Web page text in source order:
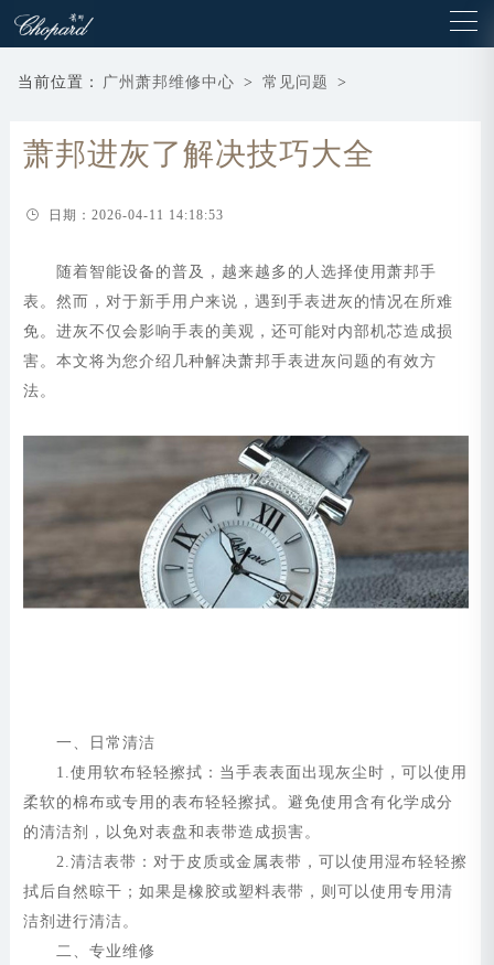
当前位置： 广州萧邦维修中心 > 常见问题 >
萧邦进灰了解决技巧大全
日期：2026-04-11 14:18:53
随着智能设备的普及，越来越多的人选择使用萧邦手
表。然而，对于新手用户来说，遇到手表进灰的情况在所难
免。进灰不仅会影响手表的美观，还可能对内部机芯造成损
害。本文将为您介绍几种解决萧邦手表进灰问题的有效方
法。
一、日常清洁
1.使用软布轻轻擦拭：当手表表面出现灰尘时，可以使用
柔软的棉布或专用的表布轻轻擦拭。避免使用含有化学成分
的清洁剂，以免对表盘和表带造成损害。
2.清洁表带：对于皮质或金属表带，可以使用湿布轻轻擦
拭后自然晾干；如果是橡胶或塑料表带，则可以使用专用清
洁剂进行清洁。
二、专业维修